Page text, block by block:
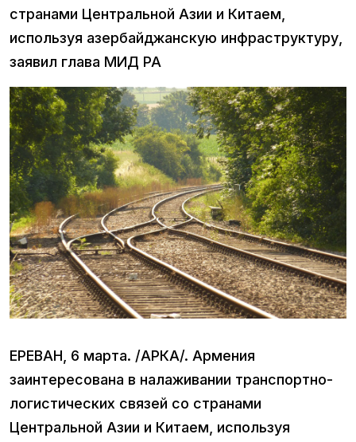
странами Центральной Азии и Китаем,
используя азербайджанскую инфраструктуру,
заявил глава МИД РА
ЕРЕВАН, 6 марта. /АРКА/. Армения
заинтересована в налаживании транспортно-
логистических связей со странами
Центральной Азии и Китаем, используя